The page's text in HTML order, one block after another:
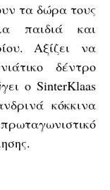
τα δώρα τους
παιδιά και
Αξίζει να
δέντρο
ο SinterKlaas
κόκκινα